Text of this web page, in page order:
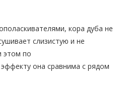
кора дуба не
слизистую и не
этом по
она сравнима с рядом